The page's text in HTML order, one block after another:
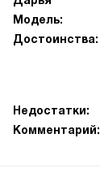
Модель:
Достоинства:
Недостатки:
Комментарий: